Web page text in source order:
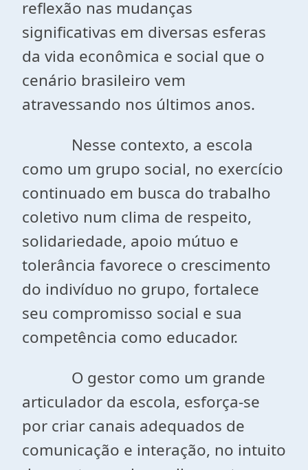
reflexão nas mudanças
significativas em diversas esferas
da vida econômica e social que o
cenário brasileiro vem
atravessando nos últimos anos.
Nesse contexto, a escola
como um grupo social, no exercício
continuado em busca do trabalho
coletivo num clima de respeito,
solidariedade, apoio mútuo e
tolerância favorece o crescimento
do indivíduo no grupo, fortalece
seu compromisso social e sua
competência como educador.
O gestor como um grande
articulador da escola, esforça-se
por criar canais adequados de
comunicação e interação, no intuito